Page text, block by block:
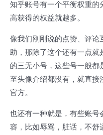
知乎账号有一个平衡权重的
高获得的权益就越多。
像我们刚刚说的点赞、评论
助，那除了这个还有一点
的三无小号，这些号一般
至头像介绍都没有，就直接
官方。
也还有一种就是，有些账号
容，比如辱骂，脏话，不舒